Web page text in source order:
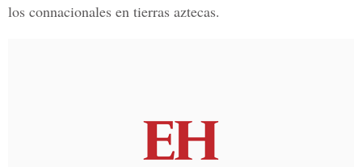
los connacionales en tierras aztecas.